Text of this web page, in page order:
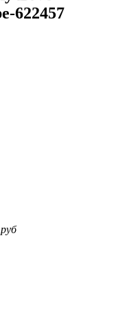
622457
руб